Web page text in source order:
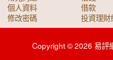
個人資料
修改密碼
借款
投資理財
Copyright © 2026 易評